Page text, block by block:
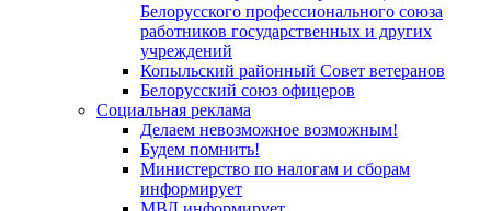
Белорусского профессионального союза
работников государственных и других
учреждений
Копыльский районный Совет ветеранов
Белорусский союз офицеров
Социальная реклама
Делаем невозможное возможным!
Будем помнить!
Министерство по налогам и сборам
информирует